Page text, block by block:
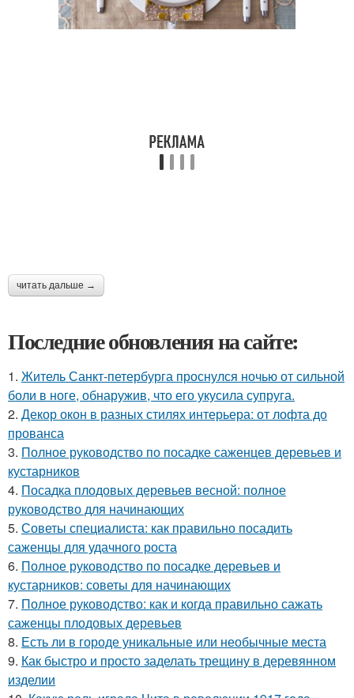
читать дальше →
Последние обновления на сайте:
1. Житель Санкт-петербурга проснулся ночью от сильной
боли в ноге, обнаружив, что его укусила супруга.
2. Декор окон в разных стилях интерьера: от лофта до
прованса
3. Полное руководство по посадке саженцев деревьев и
кустарников
4. Посадка плодовых деревьев весной: полное
руководство для начинающих
5. Советы специалиста: как правильно посадить
саженцы для удачного роста
6. Полное руководство по посадке деревьев и
кустарников: советы для начинающих
7. Полное руководство: как и когда правильно сажать
саженцы плодовых деревьев
8. Есть ли в городе уникальные или необычные места
9. Как быстро и просто заделать трещину в деревянном
изделии